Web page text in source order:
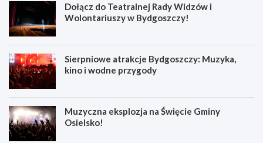
Dołącz do Teatralnej Rady Widzów i
Wolontariuszy w Bydgoszczy!
Sierpniowe atrakcje Bydgoszczy: Muzyka,
kino i wodne przygody
Muzyczna eksplozja na Święcie Gminy
Osielsko!
T
D